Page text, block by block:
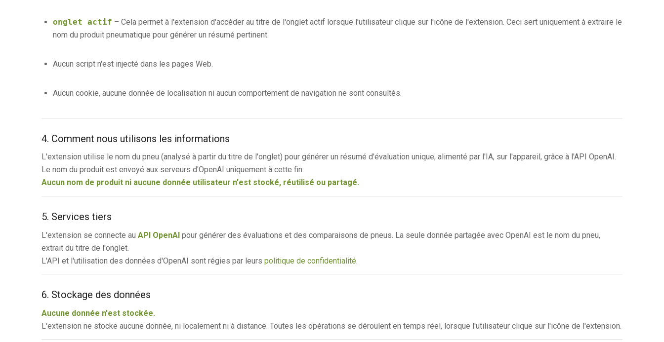
onglet actif – Cela permet à l'extension d'accéder au titre de l'onglet actif lorsque l'utilisateur clique sur l'icône de l'extension. Ceci sert uniquement à extraire le
nom du produit pneumatique pour générer un résumé pertinent.
Aucun script n'est injecté dans les pages Web.
Aucun cookie, aucune donnée de localisation ni aucun comportement de navigation ne sont consultés.
4. Comment nous utilisons les informations
L'extension utilise le nom du pneu (analysé à partir du titre de l'onglet) pour générer un résumé d'évaluation unique, alimenté par l'IA, sur l'appareil, grâce à l'API OpenAI.
Le nom du produit est envoyé aux serveurs d'OpenAI uniquement à cette fin.
Aucun nom de produit ni aucune donnée utilisateur n'est stocké, réutilisé ou partagé.
5. Services tiers
L'extension se connecte au API OpenAIpour générer des évaluations et des comparaisons de pneus. La seule donnée partagée avec OpenAI est le nom du pneu,
extrait du titre de l'onglet.
L'API et l'utilisation des données d'OpenAI sont régies par leurs politique de confidentialité
6. Stockage des données
Aucune donnée n'est stockée.
L'extension ne stocke aucune donnée, ni localement ni à distance. Toutes les opérations se déroulent en temps réel, lorsque l'utilisateur clique sur l'icône de l'extension.